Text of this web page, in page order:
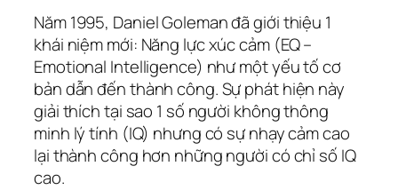
Năm 1995, Daniel Goleman đã giới thiệu 1
khái niệm mới: Năng lực xúc cảm (EQ –
Emotional Intelligence) như một yếu tố cơ
bản dẫn đến thành công. Sự phát hiện này
giải thích tại sao 1 số người không thông
minh lý tính (IQ) nhưng có sự nhạy cảm cao
lại thành công hơn những người có chỉ số IQ
cao.